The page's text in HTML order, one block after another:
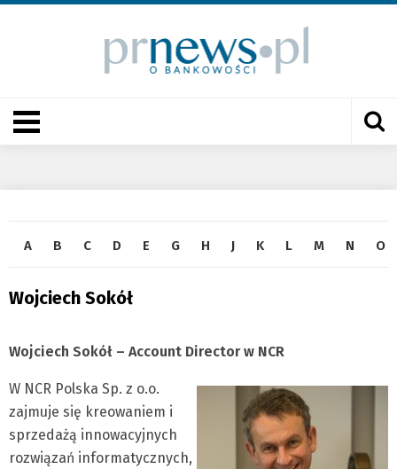
A B C D E G H J K L M N O
Wojciech Sokół
Wojciech Sokół – Account Directorw NCR
W NCR Polska Sp. z o.o.
zajmuje się kreowaniem i
sprzedażą innowacyjnych
rozwiązań informatycznych,